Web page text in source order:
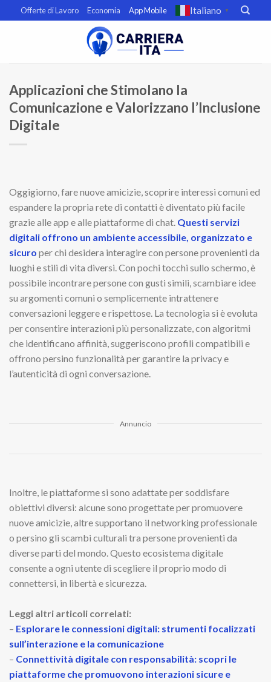
to
Offerte di Lavoro Economia App Mobile Italiano ▼
Applicazioni che Stimolano la
Comunicazione e Valorizzano l’Inclusione
Digitale
Oggigiorno, fare nuove amicizie, scoprire interessi comuni ed
espandere la propria rete di contatti è diventato più facile
grazie alle app e alle piattaforme di chat. Questi servizi
digitali offrono un ambiente accessibile, organizzato e
sicuro per chi desidera interagire con persone provenienti da
luoghi e stili di vita diversi. Con pochi tocchi sullo schermo, è
possibile incontrare persone con gusti simili, scambiare idee
su argomenti comuni o semplicemente intrattenere
conversazioni leggere e rispettose. La tecnologia si è evoluta
per consentire interazioni più personalizzate, con algoritmi
che identificano affinità, suggeriscono profili compatibili e
offrono persino funzionalità per garantire la privacy e
l’autenticità di ogni conversazione.
Annuncio
Inoltre, le piattaforme si sono adattate per soddisfare
obiettivi diversi: alcune sono progettate per promuovere
nuove amicizie, altre supportano il networking professionale
o persino gli scambi culturali tra persone provenienti da
diverse parti del mondo. Questo ecosistema digitale
consente a ogni utente di scegliere il proprio modo di
connettersi, in libertà e sicurezza.
Leggi altri articoli correlati:
– Esplorare le connessioni digitali: strumenti focalizzati
sull’interazione e la comunicazione
– Connettività digitale con responsabilità: scopri le
piattaforme che promuovono interazioni sicure e